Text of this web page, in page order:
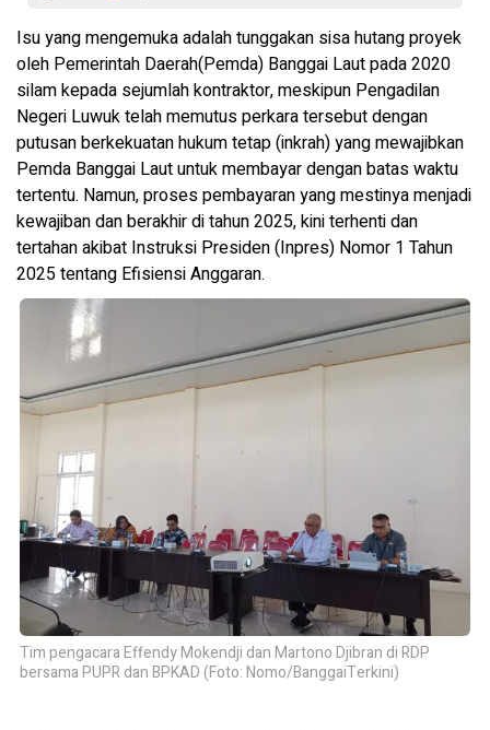
Isu yang mengemuka adalah tunggakan sisa hutang proyek
oleh Pemerintah Daerah(Pemda) Banggai Laut pada 2020
silam kepada sejumlah kontraktor, meskipun Pengadilan
Negeri Luwuk telah memutus perkara tersebut dengan
putusan berkekuatan hukum tetap (inkrah) yang mewajibkan
Pemda Banggai Laut untuk membayar dengan batas waktu
tertentu. Namun, proses pembayaran yang mestinya menjadi
kewajiban dan berakhir di tahun 2025, kini terhenti dan
tertahan akibat Instruksi Presiden (Inpres) Nomor 1 Tahun
2025 tentang Efisiensi Anggaran.
Tim pengacara Effendy Mokendji dan Martono Djibran di RDP
bersama PUPR dan BPKAD (Foto: Nomo/BanggaiTerkini)